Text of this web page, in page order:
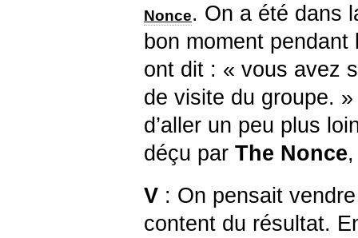
Nonce. On a été dans
bon moment pendant
ont dit : « vous avez
de visite du groupe.
d’aller un peu plus
déçu par The Nonce
V : On pensait
content du résultat.